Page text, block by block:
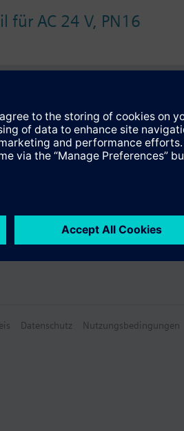
für AC 24 V, PN16
Datenschutz Nutzungsbedingungen